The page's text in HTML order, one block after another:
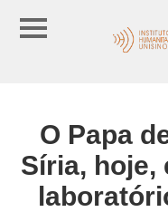
O Papa
Síria, hoje,